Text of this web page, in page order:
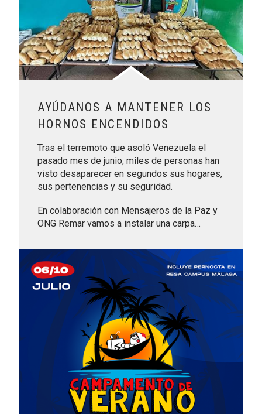
AYÚDANOS A MANTENER LOS
HORNOS ENCENDIDOS
Tras el terremoto que asoló Venezuela el
pasado mes de junio, miles de personas han
visto desaparecer en segundos sus hogares,
sus pertenencias y su seguridad.
En colaboración con Mensajeros de la Paz y
ONG Remar vamos a instalar una carpa…
Leer más sobre CAMPAMENTOS GA11Y VERANO 2026